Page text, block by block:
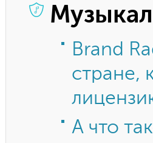
Brand
стране,
А что